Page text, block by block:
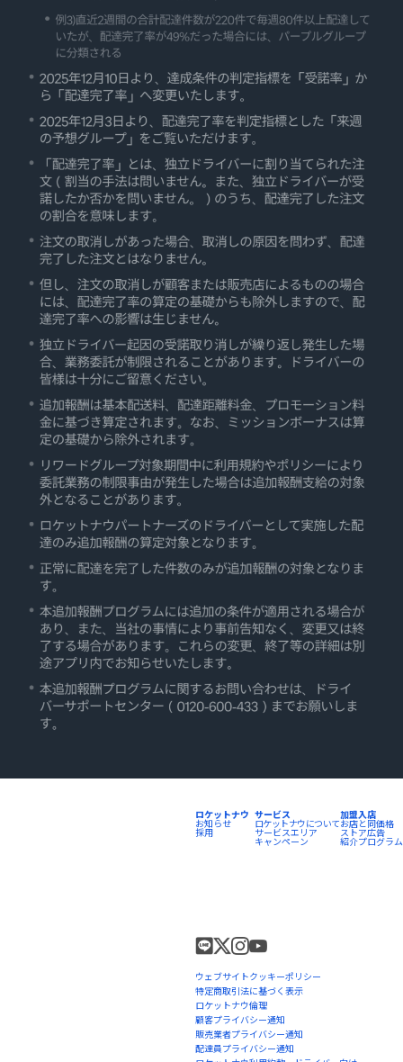
ロケットナウ
お知らせ
採用
サービス
ロケットナウについて
サービスエリア
キャンペーン
加盟入店
お店と同価格
ストア広告
紹介プログラム
ウェブサイトクッキーポリシー
特定商取引法に基づく表示
ロケットナウ倫理
顧客プライバシー通知
販売業者プライバシー通知
配達員プライバシー通知